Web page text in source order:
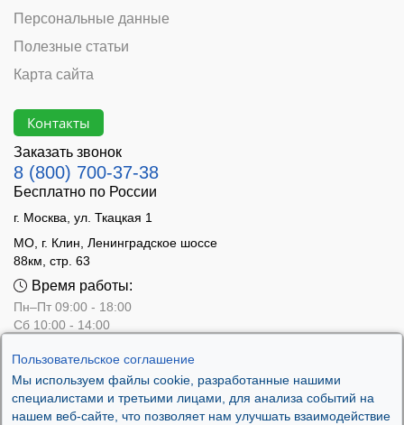
Пользовательское соглашение
Мы используем файлы cookie, разработанные нашими
специалистами и третьими лицами, для анализа событий на
нашем веб-сайте, что позволяет нам улучшать взаимодействие
Персональные данные
Полезные статьи
Карта сайта
Контакты
Заказать звонок
8 (800) 700-37-38
Бесплатно по России
г. Москва, ул. Ткацкая 1
МО, г. Клин, Ленинградское шоссе
88км, стр. 63
Время работы:
Пн–Пт 09:00 - 18:00
Сб 10:00 - 14:00